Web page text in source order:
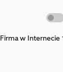
Firma w Internecie